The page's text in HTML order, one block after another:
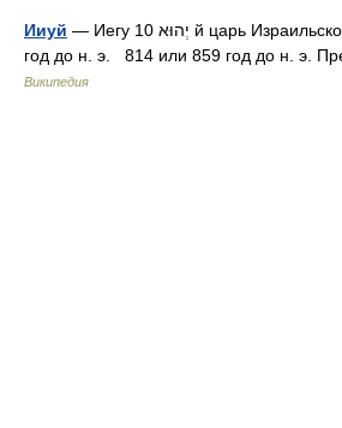
Ииуй — Иегу יְהוּא 10 й царь Израильского царства 842 или 887
год до н. э. 814 или 859 год до н. э.
Википедия